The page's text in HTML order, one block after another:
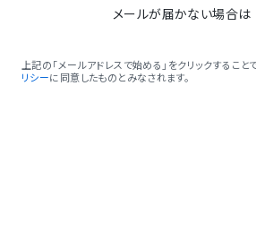
メールが届かない場合は
上記の「メールアドレスで始める」をクリックすること
リシーに同意したものとみなされます。